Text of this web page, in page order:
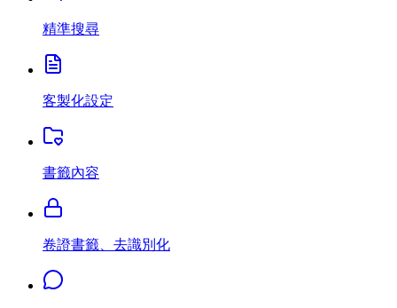
精準搜尋
客製化設定
書籤內容
卷證書籤、去識別化